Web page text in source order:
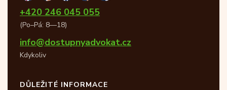
+420 246 045 055
(Po–Pá: 8—18)
info@dostupnyadvokat.cz
Kdykoliv
DŮLEŽITÉ INFORMACE